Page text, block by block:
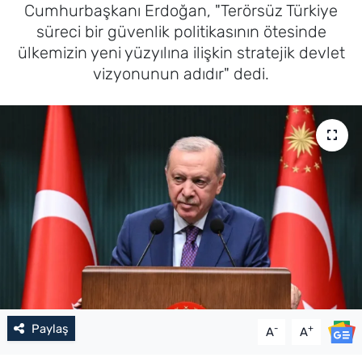
Cumhurbaşkanı Erdoğan, "Terörsüz Türkiye
süreci bir güvenlik politikasının ötesinde
ülkemizin yeni yüzyılına ilişkin stratejik devlet
vizyonunun adıdır" dedi.
Paylaş A- A+